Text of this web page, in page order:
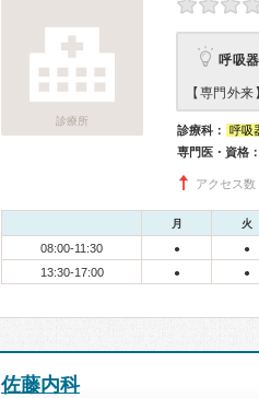
診療所
呼吸
【専門外来
診療科： 呼吸
専門医・資格：
アクセス
月 火
08:00-11:30 ● ●
13:30-17:00 ● ●
佐藤内科